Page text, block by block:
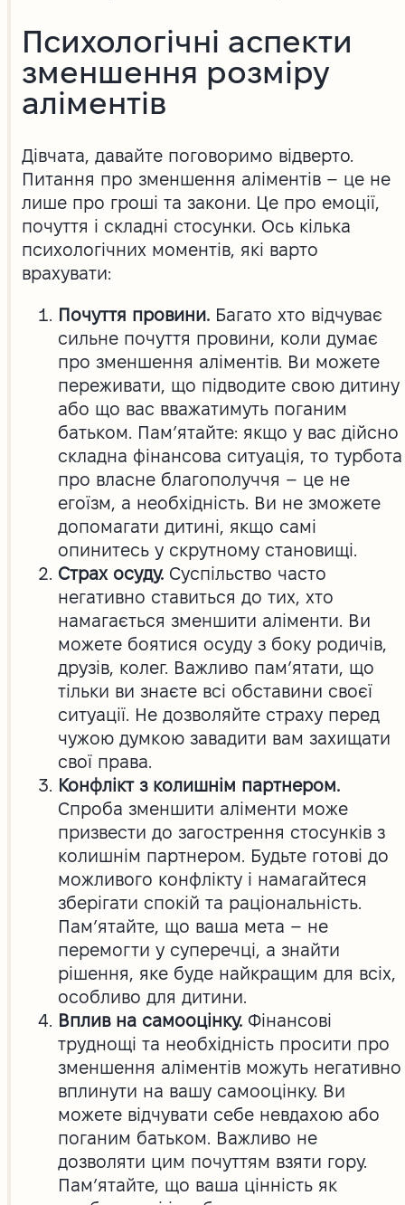
Психологічні аспекти
зменшення розміру
аліментів
Дівчата, давайте поговоримо відверто.
Питання про зменшення аліментів – це не
лише про гроші та закони. Це про емоції,
почуття і складні стосунки. Ось кілька
психологічних моментів, які варто
врахувати:
Почуття провини. Багато хто відчуває
сильне почуття провини, коли думає
про зменшення аліментів. Ви можете
переживати, що підводите свою дитину
або що вас вважатимуть поганим
батьком. Пам’ятайте: якщо у вас дійсно
складна фінансова ситуація, то турбота
про власне благополуччя – це не
егоїзм, а необхідність. Ви не зможете
допомагати дитині, якщо самі
опинитесь у скрутному становищі.
Страх осуду.Суспільство часто
негативно ставиться до тих, хто
намагається зменшити аліменти. Ви
можете боятися осуду з боку родичів,
друзів, колег. Важливо пам’ятати, що
тільки ви знаєте всі обставини своєї
ситуації. Не дозволяйте страху перед
чужою думкою завадити вам захищати
свої права.
Конфлікт з колишнім партнером.
Спроба зменшити аліменти може
призвести до загострення стосунків з
колишнім партнером. Будьте готові до
можливого конфлікту і намагайтеся
зберігати спокій та раціональність.
Пам’ятайте, що ваша мета – не
перемогти у суперечці, а знайти
рішення, яке буде найкращим для всіх,
особливо для дитини.
Вплив на самооцінку.Фінансові
труднощі та необхідність просити про
зменшення аліментів можуть негативно
вплинути на вашу самооцінку. Ви
можете відчувати себе невдахою або
поганим батьком. Важливо не
дозволяти цим почуттям взяти гору.
Пам’ятайте, що ваша цінність як